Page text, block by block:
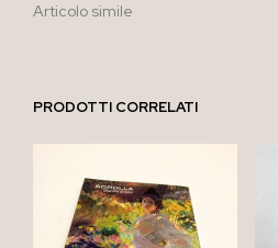
Articolo simile
PRODOTTI CORRELATI